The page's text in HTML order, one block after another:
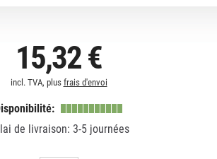
15,32 €
incl. TVA, plus frais d'envoi
de livraison: 3-5 journées